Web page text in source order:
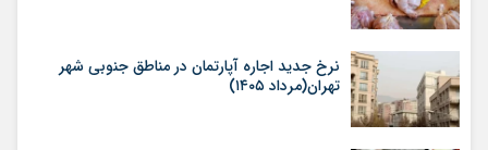
نرخ جدید اجاره آپارتمان در مناطق جنوبی شهر
تهران(مرداد ۱۴۰۵)